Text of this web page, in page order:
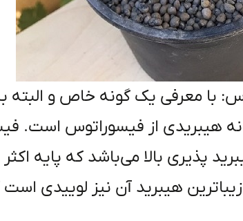
با معرفی یک گونه خاص و البته
هیبریدی از فیسوراتوس است.
پذیری بالا می‌باشد که پایه
هیبرید آن نیز لوییدی است